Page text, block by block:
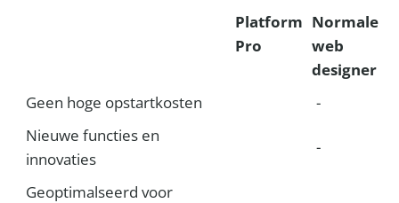
Platform
Pro
Normale
web
designer
Geen hoge opstartkosten
-
Nieuwe functies en
innovaties
-
Geoptimalseerd voor